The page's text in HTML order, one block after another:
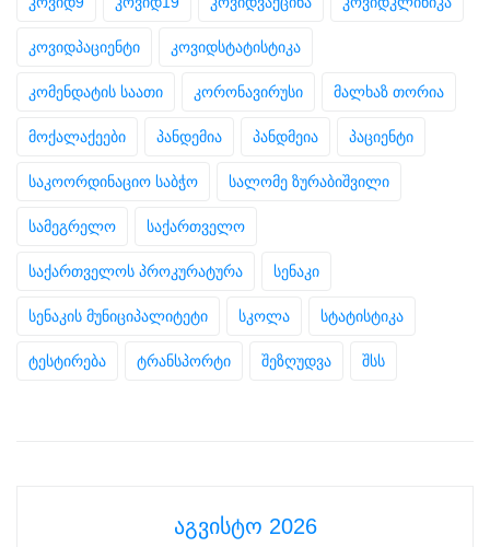
კოვიდპაციენტი კოვიდსტატისტიკა
კომენდატის საათი კორონავირუსი მალხაზ თორია
მოქალაქეები პანდემია პანდმეია პაციენტი
საკოორდინაციო საბჭო სალომე ზურაბიშვილი
სამეგრელო საქართველო
საქართველოს პროკურატურა სენაკი
სენაკის მუნიციპალიტეტი სკოლა სტატისტიკა
ტესტირება ტრანსპორტი შეზღუდვა შსს
აგვისტო 2026